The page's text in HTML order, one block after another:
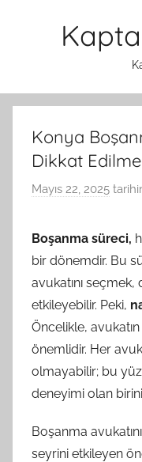
Konya
Dikkat
Mayıs 22, 2025
Boşanma süreci,
bir dönemdir. Bu
avukatını
etkileyebilir. Peki,
Öncelikle,
önemlidir. Her
olmayabilir; bu
deneyimi olan
Boşanma
seyrini etkileyen